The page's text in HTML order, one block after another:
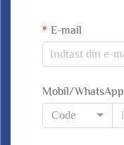
E-mail
Mobil/WhatsApp
Code